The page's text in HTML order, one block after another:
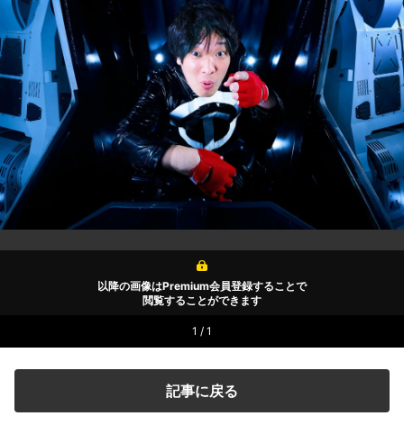
以降の画像はPremium会員登録することで
閲覧することができます
1 / 1
記事に戻る